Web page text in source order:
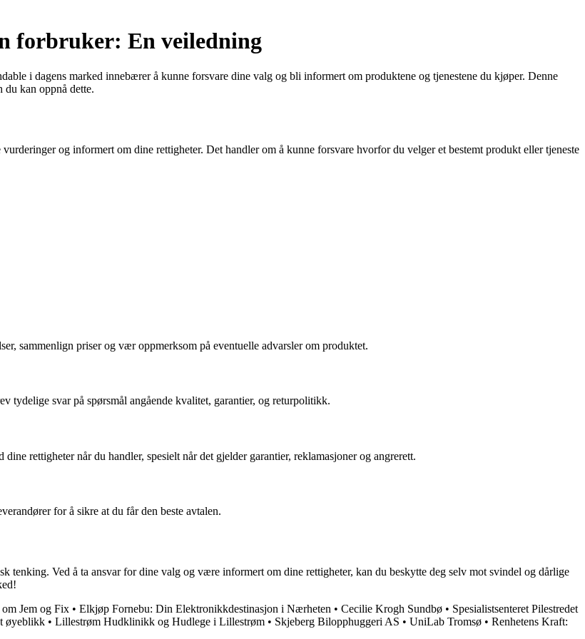
forbruker: En veiledning
i dagens marked innebærer å kunne forsvare dine valg og bli informert om produktene og tjenestene du kjøper. Denne
kan oppnå dette.
og informert om dine rettigheter. Det handler om å kunne forsvare hvorfor du velger et bestemt produkt eller tjeneste
sammenlign priser og vær oppmerksom på eventuelle advarsler om produktet.
tydelige svar på spørsmål angående kvalitet, garantier, og returpolitikk.
rettigheter når du handler, spesielt når det gjelder garantier, reklamasjoner og angrerett.
for å sikre at du får den beste avtalen.
Ved å ta ansvar for dine valg og være informert om dine rettigheter, kan du beskytte deg selv mot svindel og dårlige
Jem og Fix • Elkjøp Fornebu: Din Elektronikkdestinasjon i Nærheten • Cecilie Krogh Sundbø • Spesialistsenteret Pilestredet
øyeblikk • Lillestrøm Hudklinikk og Hudlege i Lillestrøm • Skjeberg Bilopphuggeri AS • UniLab Tromsø • Renhetens Kraft: